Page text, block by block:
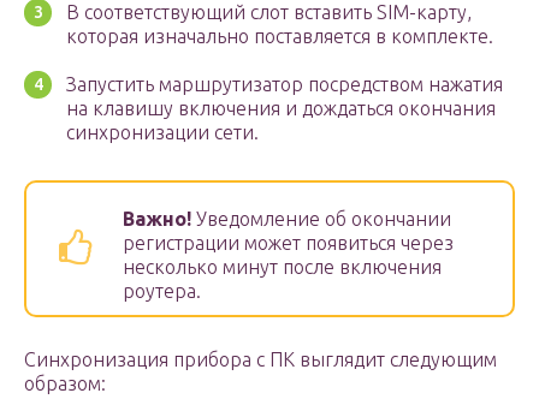
В соответствующий слот вставить SIM-карту,
которая изначально поставляется в комплекте.
Запустить маршрутизатор посредством нажатия
на клавишу включения и дождаться окончания
синхронизации сети.
Важно! Уведомление об окончании
регистрации может появиться через
несколько минут после включения
роутера.
Синхронизация прибора с ПК выглядит следующим
образом: